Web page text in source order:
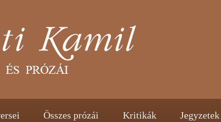
Összes prózái Kritikák Jegyzetek